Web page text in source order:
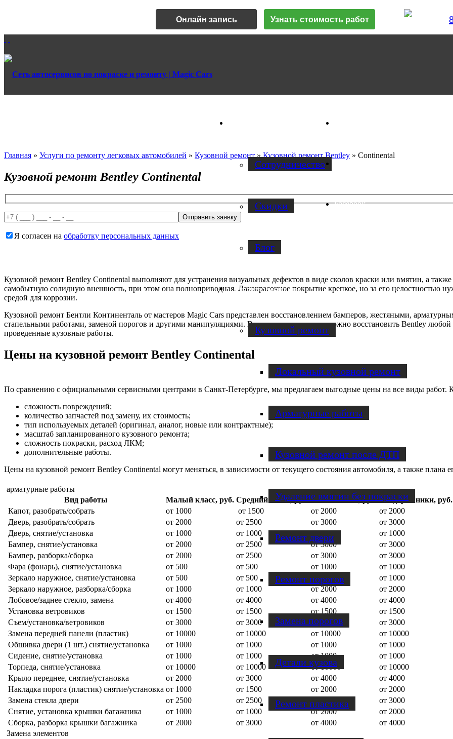
Онлайн запись Узнать стоимость работ
Cотрудничество
Скидки
Блог
Услуги по ремонту авто
Кузовной ремонт
Локальный кузовной ремонт
Арматурные работы
Кузовной ремонт после ДТП
Удаление вмятин без покраски
Ремонт двери
Ремонт порогов
Замена порогов
Детали кузова
Ремонт пластика
Facebook
Главная » Услуги по ремонту легковых автомобилей » Кузовной ремонт»Кузовной ремонт Bentley » Continental
Кузовной ремонт Bentley Continental
Я согласен на обработку персональных данных
Кузовной ремонт Bentley Continental выполняют для устранения визуальных дефектов в виде сколов краски или вмятин, а
самобытную солидную внешность, при этом она полноприводная. Лакокрасочное покрытие крепкое, но за его целостностью
средой для коррозии.
Кузовной ремонт Бентли Континенталь от мастеров Magic Cars представлен восстановлением бамперов, жестяными,
стапельными работами, заменой порогов и другими манипуляциями. В наших автосервисах можно восстановить Bentley
проведенные кузовные работы.
Цены на кузовной ремонт Bentley Continental
По сравнению с официальными сервисными центрами в Санкт-Петербурге, мы предлагаем выгодные цены на все виды работ.
сложность повреждений;
количество запчастей под замену, их стоимость;
тип используемых деталей (оригинал, аналог, новые или контрактные);
масштаб запланированного кузовного ремонта;
сложность покраски, расход ЛКМ;
дополнительные работы.
Цены на кузовной ремонт Bentley Continental могут меняться, в зависимости от текущего состояния автомобиля, а также плана
арматурные работы
Вид работы
Малый класс, руб. Средний класс, руб. Бизнес-класс, руб. Внедорожники, руб.
Капот, разобрать/собрать
от 1000 от 1500 от 2000
от 2000
Дверь, разобрать/собрать
от 2000 от 2500 от 3000
от 3000
Дверь, снятие/установка
от 1000 от 1000 от 1000
от 1000
Бампер, снятие/установка
от 2000 от 2500 от 3000
от 3000
Бампер, разборка/сборка
от 2000 от 2500 от 3000
от 3000
Фара (фонарь), снятие/установка
от 500 от 500 от 1000
от 1000
Зеркало наружное, снятие/установка
от 500 от 500 от 1000
от 1000
Зеркало наружное, разборка/сборка
от 1000 от 1000 от 2000
от 2000
Лобовое/заднее стекло, замена
от 4000 от 4000 от 4000
от 4000
Установка ветровиков
от 1500 от 1500 от 1500
от 1500
Съем/установка/ветровиков
от 3000 от 3000 от 3000
от 3000
Замена передней панели (пластик)
от 10000 от 10000 от 10000
от 10000
Обшивка двери (1 шт.) снятие/установка
от 1000 от 1000 от 1000
от 1000
Сидение, снятие/установка
от 1000 от 1000 от 1000
от 1000
Торпеда, снятие/установка
от 10000 от 10000 от 10000
от 10000
Крыло переднее, снятие/установка
от 2000 от 3000 от 4000
от 4000
Накладка порога (пластик) снятие/установка от 1000 от 1500 от 2000
от 2000
Замена стекла двери
от 2500 от 2500
от 3000
Снятие, установка крышки багажника
от 1000 от 1000 от 2000
от 2000
Сборка, разборка крышки багажника
от 2000 от 3000 от 4000
от 4000
Замена элементов